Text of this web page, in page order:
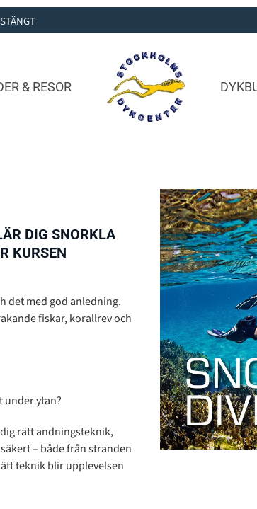
& RESOR
DIG SNORKLA
KURSEN
det med god anledning.
fiskar, korallrev och
under ytan?
rätt andningsteknik,
– både från stranden
teknik blir upplevelsen